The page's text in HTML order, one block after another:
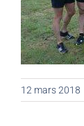
12 mars 2018